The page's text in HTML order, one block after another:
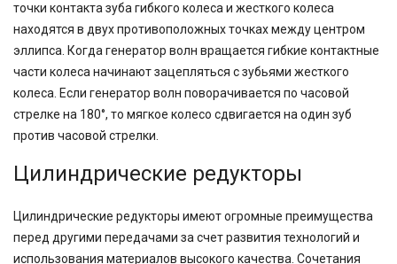
точки контакта зуба гибкого колеса и жесткого колеса
находятся в двух противоположных точках между центром
эллипса. Когда генератор волн вращается гибкие контактные
части колеса начинают зацепляться с зубьями жесткого
колеса. Если генератор волн поворачивается по часовой
стрелке на 180°, то мягкое колесо сдвигается на один зуб
против часовой стрелки.
Цилиндрические редукторы
Цилиндрические редукторы имеют огромные преимущества
перед другими передачами за счет развития технологий и
использования материалов высокого качества. Сочетания